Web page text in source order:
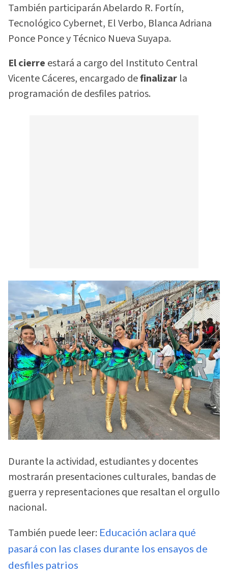
También participarán Abelardo R. Fortín,
Tecnológico Cybernet, El Verbo, Blanca Adriana
Ponce Ponce y Técnico Nueva Suyapa.
El cierre estará a cargo del Instituto Central
Vicente Cáceres, encargado definalizar la
programación de desfiles patrios.
Durante la actividad, estudiantes y docentes
mostrarán presentaciones culturales, bandas de
guerra y representaciones que resaltan el orgullo
nacional.
También puede leer: Educación aclara qué
pasará con las clases durante los ensayos de
desfiles patrios